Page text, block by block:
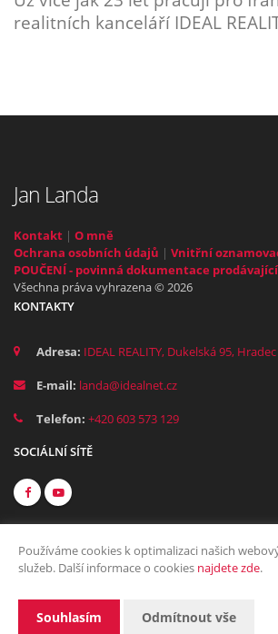
realitních kanceláří IDEAL
Jan Landa
Kontakt | O mně
Ochrana osobních údajů | Vnitřní
POUČENÍ - povinná dokumentace
Všechna práva vyhrazena © 2026
KONTAKTY
Adresa: IDEAL REALITY, Dukelská 95,
E-mail: landa@idealnet.cz
Telefon: +420 603 573 129
SOCIÁLNÍ SÍTĚ
Vytvořeno v systému
2026 © Tomawell s.r.o.
Používáme cookies k optimalizaci našich
služeb. Další informace o cookies najdete zde.
Souhlasím Odmítnout vše